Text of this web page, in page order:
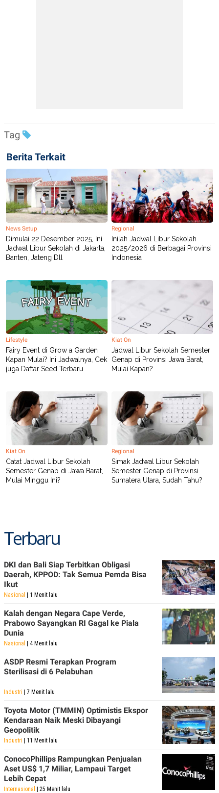
Tag
Berita Terkait
News Setup
Dimulai 22 Desember 2025, Ini
Jadwal Libur Sekolah di Jakarta,
Banten, Jateng Dll
Regional
Inilah Jadwal Libur Sekolah
2025/2026 di Berbagai Provinsi
Indonesia
Lifestyle
Fairy Event di Grow a Garden
Kapan Mulai? Ini Jadwalnya, Cek
juga Daftar Seed Terbaru
Kiat On
Jadwal Libur Sekolah Semester
Genap di Provinsi Jawa Barat,
Mulai Kapan?
Kiat On
Catat Jadwal Libur Sekolah
Semester Genap di Jawa Barat,
Mulai Minggu Ini?
Regional
Simak Jadwal Libur Sekolah
Semester Genap di Provinsi
Sumatera Utara, Sudah Tahu?
Terbaru
DKI dan Bali Siap Terbitkan Obligasi
Daerah, KPPOD: Tak Semua Pemda Bisa
Ikut
Nasional | 1 Menit lalu
Kalah dengan Negara Cape Verde,
Prabowo Sayangkan RI Gagal ke Piala
Dunia
Nasional | 4 Menit lalu
ASDP Resmi Terapkan Program
Sterilisasi di 6 Pelabuhan
Industri | 7 Menit lalu
Toyota Motor (TMMIN) Optimistis Ekspor
Kendaraan Naik Meski Dibayangi
Geopolitik
Industri | 11 Menit lalu
ConocoPhillips Rampungkan Penjualan
Aset US$ 1,7 Miliar, Lampaui Target
Lebih Cepat
Internasional | 25 Menit lalu